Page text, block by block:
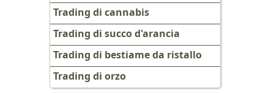
Trading di cannabis
Trading di succo d'arancia
Trading di bestiame da ristallo
Trading di orzo